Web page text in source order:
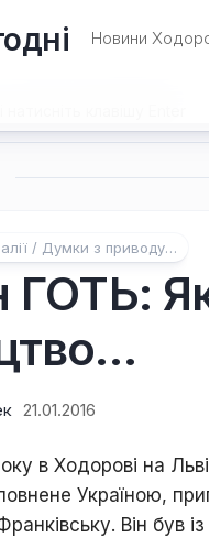
Новини
/ Думки з приводу…
ГОТЬ:
21.01.2016
в Ходорові на
Україною,
Він був